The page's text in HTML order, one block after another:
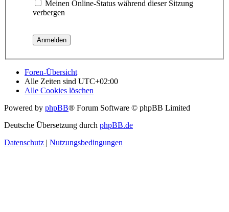
Meinen Online-Status während dieser Sitzung
verbergen
Foren-Übersicht
Alle Zeiten sind UTC+02:00
Alle Cookies löschen
Powered by phpBB® Forum Software © phpBB Limited
Deutsche Übersetzung durch phpBB.de
Datenschutz | Nutzungsbedingungen